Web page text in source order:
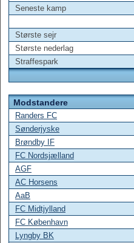
Seneste kamp
Største sejr
Største nederlag
Straffespark
Modstandere
Randers FC
Sønderjyske
Brøndby IF
FC Nordsjælland
AGF
AC Horsens
AaB
FC Midtjylland
FC København
Lyngby BK